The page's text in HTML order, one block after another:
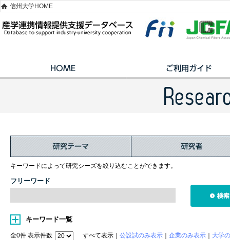
信州大学HOME
キーワードによって研究シーズを絞り込むことができます。
フリーワード
キーワード一覧
全0件 表示件数 すべて表示｜ 公設試のみ表示 企業のみ表示
大学